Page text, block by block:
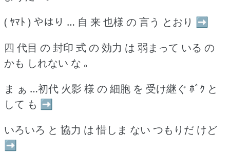
( ﾔﾏﾄ ) やはり … 自 来 也様 の 言う とおり ➡
四 代目 の 封印 式 の 効力 は 弱まって いる の
かも しれない な ｡
ま ぁ …初代 火影 様 の 細胞 を 受け継ぐ ﾎﾞｸ と
して も ➡
いろいろ と 協力 は 惜しま ない つもりだ けど
➡